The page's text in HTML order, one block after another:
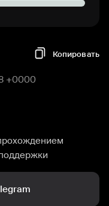
Копировать
+0000